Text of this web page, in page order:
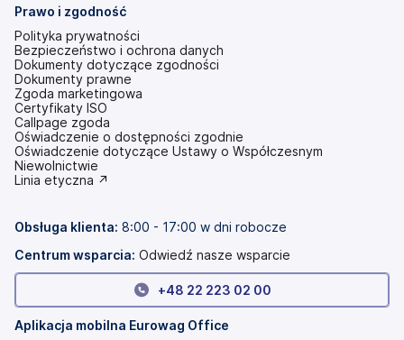
Prawo i zgodność
Polityka prywatności
Bezpieczeństwo i ochrona danych
Dokumenty dotyczące zgodności
Dokumenty prawne
Zgoda marketingowa
Certyfikaty ISO
Callpage zgoda
Oświadczenie o dostępności zgodnie
(otwiera
się
w
Oświadczenie dotyczące Ustawy o Współczesnym
Niewolnictwie
(otwiera
nowej
karcie)
Linia etyczna ↗
Obsługa klienta: 8:00 - 17:00 w dni robocze
Centrum wsparcia: Odwiedź nasze wsparcie
+48 22 223 02 00
Aplikacja mobilna Eurowag Office